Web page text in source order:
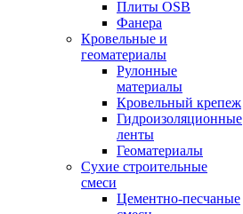
Плиты OSB
Фанера
Кровельные и
геоматериалы
Рулонные
материалы
Кровельный крепеж
Гидроизоляционные
ленты
Геоматериалы
Сухие строительные
смеси
Цементно-песчаные